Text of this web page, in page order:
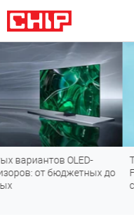
до
Топ-8 недорогих
Fi 7: все «плюшки»